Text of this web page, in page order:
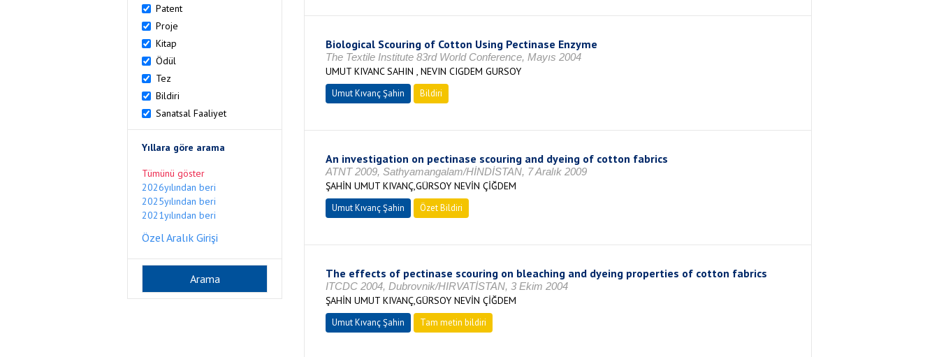
Patent
Proje
Kitap
Ödül
Tez
Bildiri
Sanatsal Faaliyet
Yıllara göre arama
Tümünü göster
2026yılından beri
2025yılından beri
2021yılından beri
Özel Aralık Girişi
Biological Scouring of Cotton Using Pectinase Enzyme
The Textile Institute 83rd World Conference, Mayıs 2004
UMUT KIVANC SAHIN , NEVIN CIGDEM GURSOY
Umut Kıvanç Şahin Bildiri
An investigation on pectinase scouring and dyeing of cotton fabrics
ATNT 2009, Sathyamangalam/HİNDİSTAN, 7 Aralık 2009
ŞAHİN UMUT KIVANÇ,GÜRSOY NEVİN ÇİĞDEM
Umut Kıvanç Şahin Özet Bildiri
The effects of pectinase scouring on bleaching and dyeing properties of cotton fabrics
ITCDC 2004, Dubrovnik/HIRVATİSTAN, 3 Ekim 2004
ŞAHİN UMUT KIVANÇ,GÜRSOY NEVİN ÇİĞDEM
Umut Kıvanç Şahin Tam metin bildiri